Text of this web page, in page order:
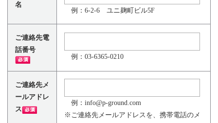
名
例：6-2-6 ユニ麹町ビル5F
ご連絡先電
話番号
例：03-6365-0210
ご連絡先メ
ールアドレ
ス
例：info@p-ground.com
※ご連絡先メールアドレスを、携帯電話のメ